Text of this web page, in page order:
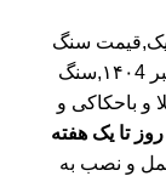
سنگ
قبر دیجی کالا,قیمت سنگ قبر,قیمت سنگ قبر ۱۴۰4,سنگ
و باحکاکی و
سفارشات بین 2 روز تا یک هفته
و نصب به